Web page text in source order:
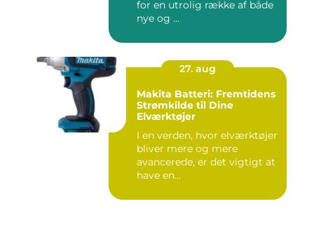
for en utrolig række af både
nye og ...
27. aug
Makita Batteri: Fremtidens
Strømkilde til Dine
Elværktøjer
I en verden, hvor elværktøjer
bliver mere og mere
avancerede, er det vigtigt at
have en...